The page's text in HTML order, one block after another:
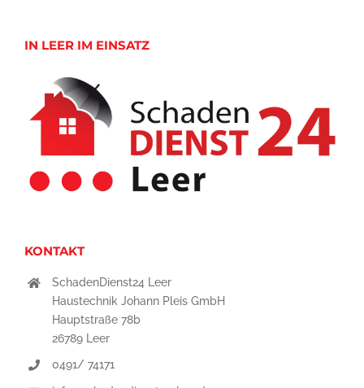
IN LEER IM EINSATZ
KONTAKT
SchadenDienst24 Leer
Haustechnik Johann Pleis GmbH
Hauptstraße 78b
26789 Leer
0491/ 74171